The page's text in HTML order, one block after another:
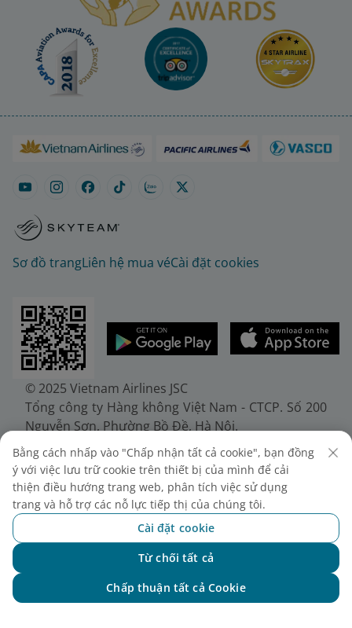
Sơ đồ trangLiên hệ mua véCài đặt cookies
© 2025 Vietnam Airlines JSC
Tổng công ty Hàng không Việt Nam - CTCP. Số 200
Nguyễn Sơn, Phường Bồ Đề, Hà Nội.
Điện thoại: (+84-24) 38272289. Fax: (+84-24)
38722375
Giấy chứng nhận đăng ký doanh nghiệp, mã số
doanh nghiệp 0100107518, đăng ký lần đầu ngày
30/6/2010, đăng ký thay đổi lần thứ 10 ngày
24/7/2025, cấp bởi Sở Tài chính Thành phố Hà Nội.
Bằng cách nhấp vào "Chấp nhận tất cả cookie", bạn đồng
ý với việc lưu trữ cookie trên thiết bị của mình để cải
thiện điều hướng trang web, phân tích việc sử dụng
trang và hỗ trợ các nỗ lực tiếp thị của chúng tôi.
Cài đặt cookie
Từ chối tất cả
Chấp thuận tất cả Cookie